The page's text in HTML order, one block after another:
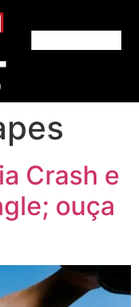
Crash e
ouça